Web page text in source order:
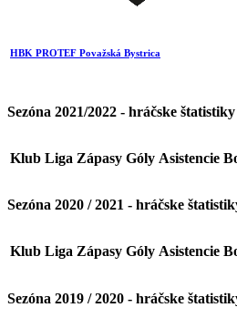
HBK PROTEF Považská Bystrica
Sezóna 2021/2022 - hráčske štatistiky
Klub Liga Zápasy Góly Asistencie
Sezóna 2020 / 2021 - hráčske
Klub Liga Zápasy Góly Asistencie
Sezóna 2019 / 2020 - hráčske